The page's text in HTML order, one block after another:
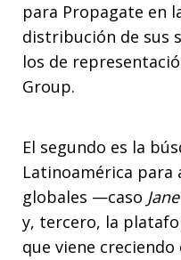
para Propagate en
distribución de sus
los de
Group.
El segundo es la
Latinoamérica para
globales —caso
y, tercero, la
que viene